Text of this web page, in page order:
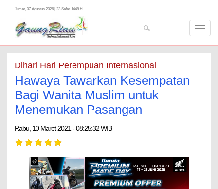
Jumat, 07 Agustus 2026 | 23 Safar 1448 H
Dihari Hari Perempuan Internasional
Hawaya Tawarkan Kesempatan
Bagi Wanita Muslim untuk
Menemukan Pasangan
Rabu, 10 Maret 2021 - 08:25:32 WIB